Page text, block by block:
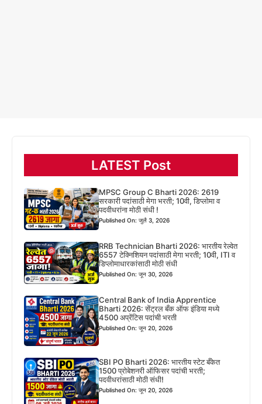
LATEST Post
MPSC Group C Bharti 2026: 2619
सरकारी पदांसाठी मेगा भरती; 10वी, डिप्लोमा व
पदवीधरांना मोठी संधी !
Published On: जुलै 3, 2026
RRB Technician Bharti 2026: भारतीय रेल्वेत
6557 टेक्निशियन पदांसाठी मेगा भरती; 10वी, ITI व
डिप्लोमाधारकांसाठी मोठी संधी
Published On: जून 30, 2026
Central Bank of India Apprentice
Bharti 2026: सेंट्रल बँक ऑफ इंडिया मध्ये
4500 अप्रेंटिस पदांची भरती
Published On: जून 20, 2026
SBI PO Bharti 2026: भारतीय स्टेट बँकेत
1500 प्रोबेशनरी ऑफिसर पदांची भरती;
पदवीधरांसाठी मोठी संधी!
Published On: जून 20, 2026